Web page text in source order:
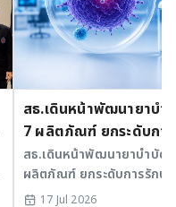
สธ.เดินหน้าพัฒนายาบำ
7 ผลิตภัณฑ์ ยกระดับกา
มะเร็งและ SLE
สธ.เดินหน้าพัฒนายาบำบัด
ผลิตภัณฑ์ ยกระดับการรักษา
SLE พร้อมเร่ง Medical AI
17 Jul 2026